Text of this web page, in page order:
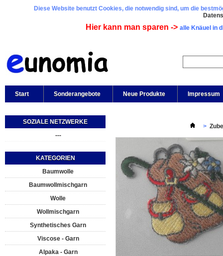
Diese Website benutzt Cookies, die notwendig sind, um die
Hier kann man sparen -> alle Knäuel in
Start Sonderangebote Neue Produkte Impressum
SOZIALE NETZWERKE
---
KATEGORIEN
Baumwolle
Baumwollmischgarn
Wolle
Wollmischgarn
Synthetisches Garn
Viscose - Garn
Alpaka - Garn
>